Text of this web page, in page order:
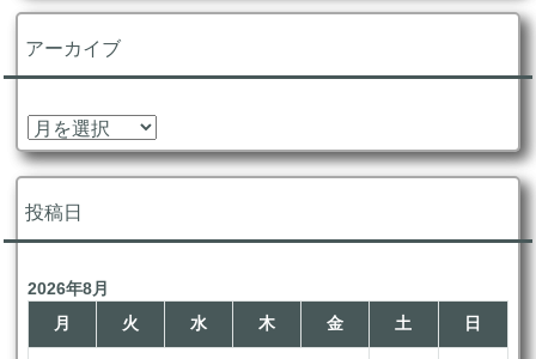
ゴ
ー
アーカイブ
ア
ー
カ
イ
ブ
投稿日
2026年8月
月
火 水 木 金 土 日